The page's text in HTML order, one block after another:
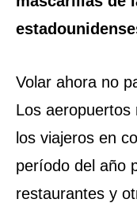
Volar ahora no
Los aeropuertos
los viajeros en
período del año
restaurantes y